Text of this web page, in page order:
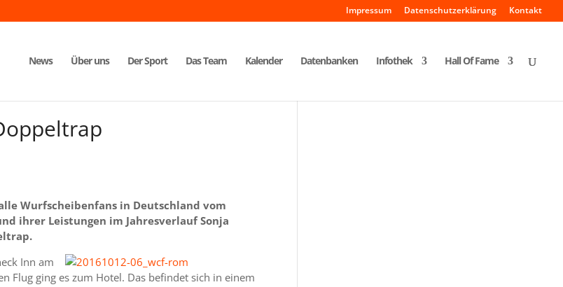
Impressum Datenschutzerklärung Kontakt
News Über uns Der Sport Das Team Kalender Datenbanken Infothek Hall Of Fame
Wurfscheibenfans in Deutschland vom
ihrer Leistungen im Jahresverlauf Sonja
Inn am
Flug ging es zum Hotel. Das befindet sich in einem